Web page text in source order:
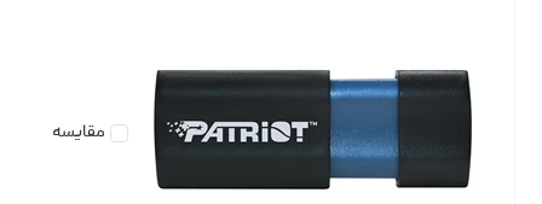
مقایسه